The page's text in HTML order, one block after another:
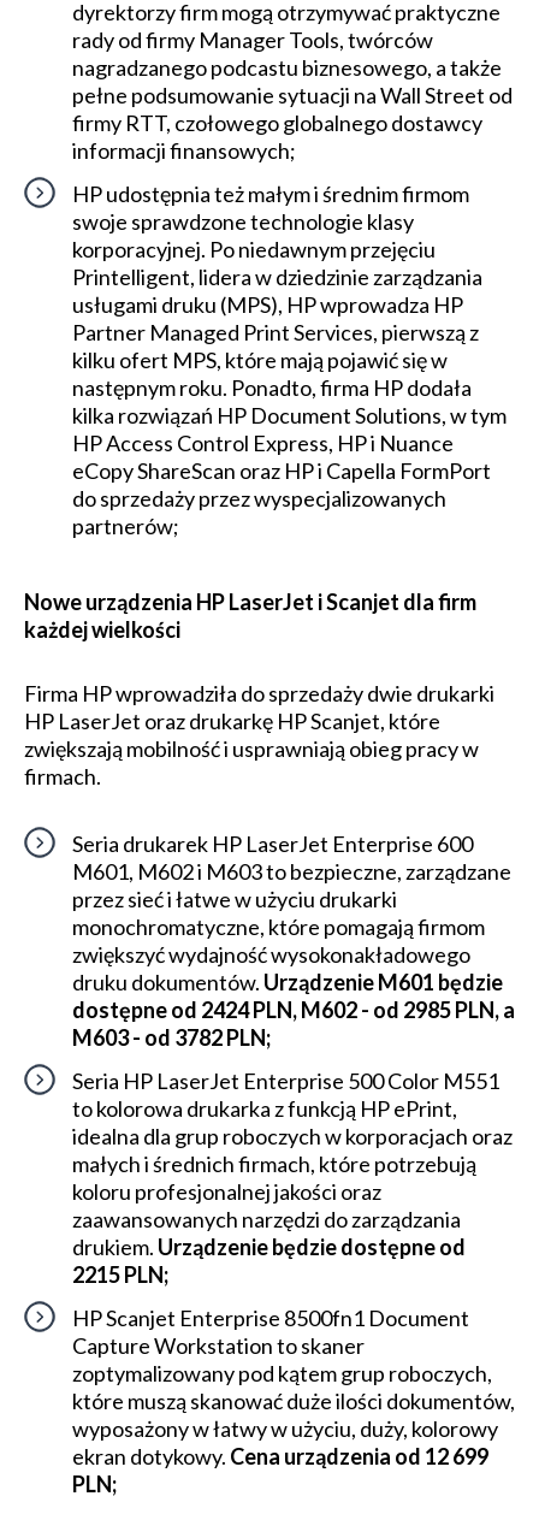
dyrektorzy firm mogą otrzymywać praktyczne
rady od firmy Manager Tools, twórców
nagradzanego podcastu biznesowego, a także
pełne podsumowanie sytuacji na Wall Street od
firmy RTT, czołowego globalnego dostawcy
informacji finansowych;
HP udostępnia też małym i średnim firmom
swoje sprawdzone technologie klasy
korporacyjnej. Po niedawnym przejęciu
Printelligent, lidera w dziedzinie zarządzania
usługami druku (MPS), HP wprowadza HP
Partner Managed Print Services, pierwszą z
kilku ofert MPS, które mają pojawić się w
następnym roku. Ponadto, firma HP dodała
kilka rozwiązań HP Document Solutions, w tym
HP Access Control Express, HP i Nuance
eCopy ShareScan oraz HP i Capella FormPort
do sprzedaży przez wyspecjalizowanych
partnerów;
Nowe urządzenia HP LaserJet i Scanjet dla firm
każdej wielkości
Firma HP wprowadziła do sprzedaży dwie drukarki
HP LaserJet oraz drukarkę HP Scanjet, które
zwiększają mobilność i usprawniają obieg pracy w
firmach.
Seria drukarek HP LaserJet Enterprise 600
M601, M602 i M603 to bezpieczne, zarządzane
przez sieć i łatwe w użyciu drukarki
monochromatyczne, które pomagają firmom
zwiększyć wydajność wysokonakładowego
druku dokumentów. Urządzenie M601 będzie
dostępne od 2424 PLN, M602 - od 2985 PLN, a
M603 - od 3782 PLN;
Seria HP LaserJet Enterprise 500 Color M551
to kolorowa drukarka z funkcją HP ePrint,
idealna dla grup roboczych w korporacjach oraz
małych i średnich firmach, które potrzebują
koloru profesjonalnej jakości oraz
zaawansowanych narzędzi do zarządzania
drukiem. Urządzenie będzie dostępne od
2215 PLN;
HP Scanjet Enterprise 8500fn1 Document
Capture Workstation to skaner
zoptymalizowany pod kątem grup roboczych,
które muszą skanować duże ilości dokumentów,
wyposażony w łatwy w użyciu, duży, kolorowy
ekran dotykowy. Cena urządzenia od 12 699
PLN;